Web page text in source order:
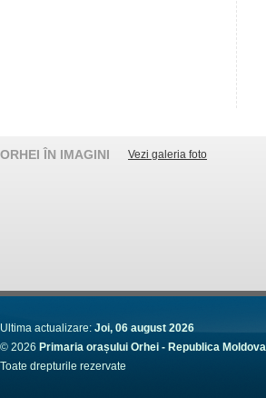
ORHEI ÎN IMAGINI Vezi galeria foto
Ultima actualizare: Joi, 06 august 2026
© 2026 Primaria orașului Orhei - Republica Moldova
Toate drepturile rezervate